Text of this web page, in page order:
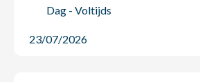
Dag - Voltijds
23/07/2026